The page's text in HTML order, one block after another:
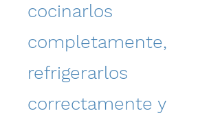
cocinarlos
completamente,
refrigerarlos
correctamente y